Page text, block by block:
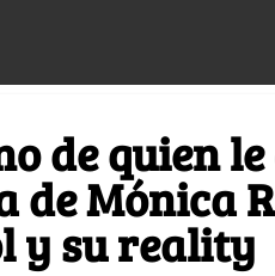
de quien
de Mónica
y su reality